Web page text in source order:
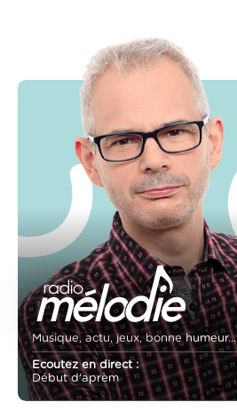
Musique, actu, jeux, bonne humeur...
Ecoutez en direct :
Début d'aprèm